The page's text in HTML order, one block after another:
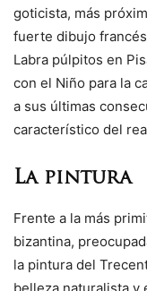
goticista, más
fuerte dibujo
Labra púlpitos en
con el Niño para la
a sus últimas
característico del
La pintura
Frente a la más
bizantina,
la pintura del